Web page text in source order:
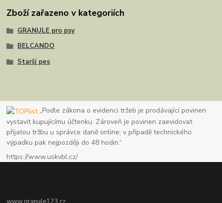
Zboží zařazeno v kategoriích
GRANULE pro psy
BELCANDO
Starší pes
„Podle zákona o evidenci tržeb je prodávající povinen
vystavit kupujícímu účtenku. Zároveň je povinen zaevidovat
přijatou tržbu u správce daně online; v případě technického
výpadku pak nejpozději do 48 hodin.“
https://www.uskvbl.cz/